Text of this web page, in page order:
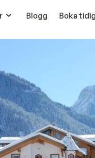
Blogg Boka